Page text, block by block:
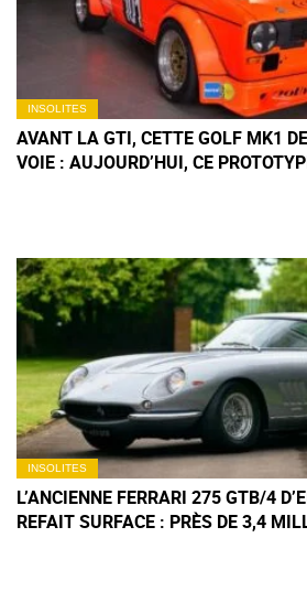
INSOLITES
AVANT LA GTI, CETTE GOLF MK1
VOIE : AUJOURD’HUI, CE
INSOLITES
L’ANCIENNE FERRARI 275 GTB/4
REFAIT SURFACE : PRÈS DE 3,4